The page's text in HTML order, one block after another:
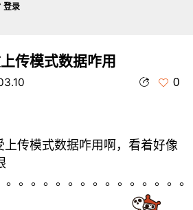
传模式数据咋用
0
上传模式数据咋用啊，看着好像
。。。。。。。。。。。。。。
登录